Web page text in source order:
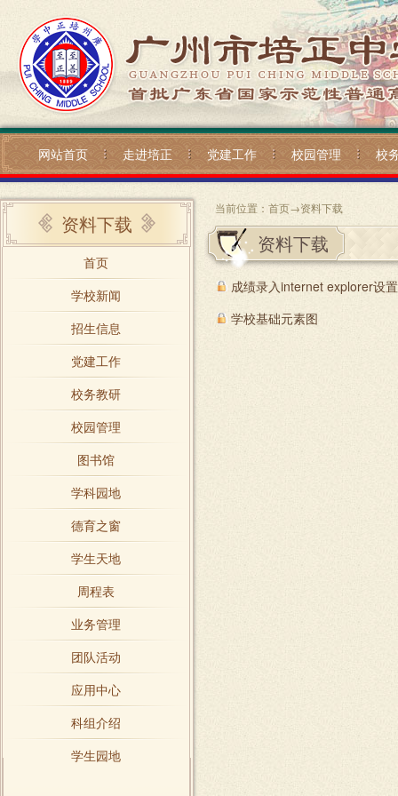
网站首页 走进培正 党建工作 校园管理 校
资料下载
首页
学校新闻
招生信息
党建工作
校务教研
校园管理
图书馆
学科园地
德育之窗
学生天地
周程表
业务管理
团队活动
应用中心
科组介绍
学生园地
当前位置： 首页→资料下载
资料下载
成绩录入internet explorer设置
学校基础元素图